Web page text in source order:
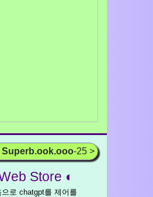
Superb.ook.ooo-25 >
Store ◐
로 chatgpt를 제어를